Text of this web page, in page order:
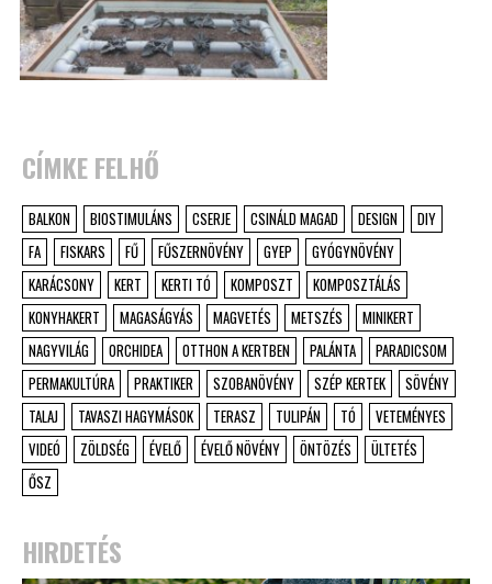
CÍMKE FELHŐ
BALKON BIOSTIMULÁNS CSERJE CSINÁLD MAGAD DESIGN
DIY
FA
FISKARS FŰ FŰSZERNÖVÉNY GYEP
GYÓGYNÖVÉNY
KARÁCSONY
KERT KERTI TÓ KOMPOSZT
KOMPOSZTÁLÁS
KONYHAKERT
MAGASÁGYÁS MAGVETÉS METSZÉS
MINIKERT
NAGYVILÁG
ORCHIDEA OTTHON A KERTBEN PALÁNTA
PARADICSOM
PERMAKULTÚRA
PRAKTIKER SZOBANÖVÉNY SZÉP KERTEK
SÖVÉNY
TALAJ
TAVASZI HAGYMÁSOK TERASZ TULIPÁN TÓ
VETEMÉNYES
VIDEÓ
ZÖLDSÉG ÉVELŐ ÉVELŐ NÖVÉNY ÖNTÖZÉS
ÜLTETÉS
ŐSZ
HIRDETÉS